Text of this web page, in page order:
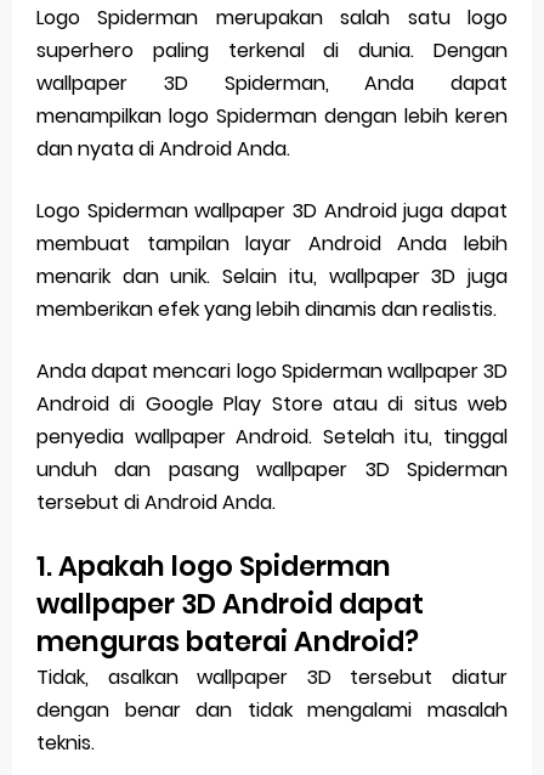
Logo Spiderman merupakan salah satu logo
superhero paling terkenal di dunia. Dengan
wallpaper 3D Spiderman, Anda dapat
menampilkan logo Spiderman dengan lebih keren
dan nyata di Android Anda.
Logo Spiderman wallpaper 3D Android juga dapat
membuat tampilan layar Android Anda lebih
menarik dan unik. Selain itu, wallpaper 3D juga
memberikan efek yang lebih dinamis dan realistis.
Anda dapat mencari logo Spiderman wallpaper 3D
Android di Google Play Store atau di situs web
penyedia wallpaper Android. Setelah itu, tinggal
unduh dan pasang wallpaper 3D Spiderman
tersebut di Android Anda.
1. Apakah logo Spiderman
wallpaper 3D Android dapat
menguras baterai Android?
Tidak, asalkan wallpaper 3D tersebut diatur
dengan benar dan tidak mengalami masalah
teknis.